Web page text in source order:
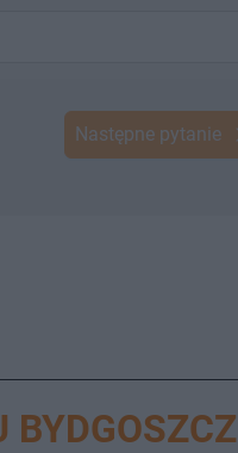
Następne pytanie
BYDGOSZCZ